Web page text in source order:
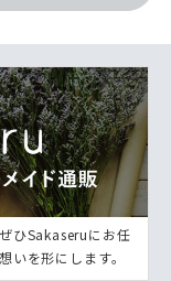
ひSakaseruにお任
いを形にします。